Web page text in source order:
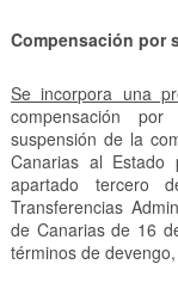
Compensación por
Se incorpora una
compensación
suspensión de la
Canarias al
apartado tercero
Transferencias
de Canarias de 16
términos de